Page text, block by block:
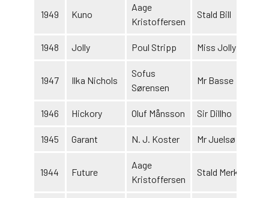
1949 Kuno
Aage
Kristoffersen
Stald Bill
1948 Jolly Poul Stripp Miss Jolly
1947 Ilka Nichols
Sofus
Sørensen
Mr Basse
1946 Hickory Oluf Månsson Sir Dillho
1945 Garant N. J. Koster Mr Juelsø
1944 Future
Aage
Kristoffersen
Stald Merkur